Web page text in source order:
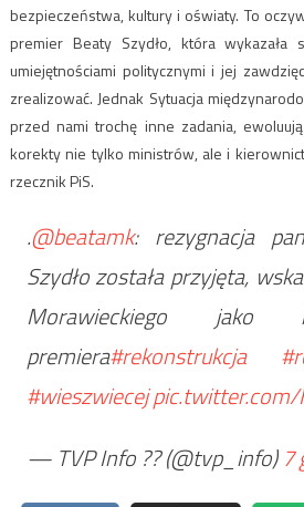
bezpieczeństwa, kultury i oświaty. To
premier Beaty Szydło, która wykazała
umiejętnościami politycznymi i jej
zrealizować. Jednak Sytuacja
przed nami trochę inne zadania,
korekty nie tylko ministrów, ale i
rzecznik PiS.
.@beatamk: rezygnacja
Szydło została przyjęta,
Morawieckiego jako
premiera#rekonstrukcja
#wieszwiecejpic.twitter.com/
— TVP Info ?? (@tvp_info)7